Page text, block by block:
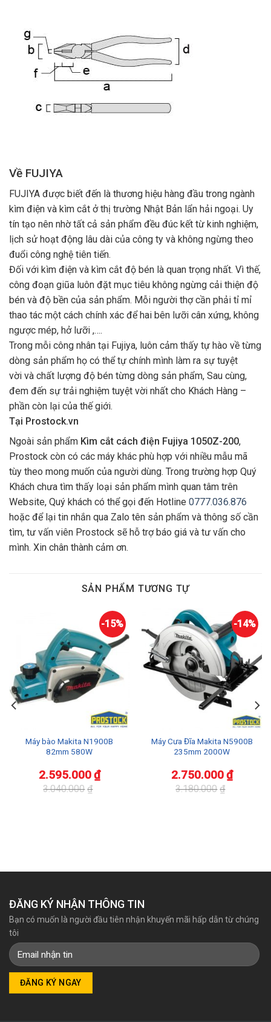
Về FUJIYA
FUJIYA được biết đến là thương hiệu hàng đầu trong ngành
kìm điện và kìm cắt ở thị trường Nhật Bản lẩn hải ngoại. Uy
tín tạo nên nhờ tất cả sản phẩm đều đúc kết từ kinh nghiệm,
lịch sử hoạt động lâu dài của công ty và không ngừng theo
đuổi công nghệ tiên tiến.
Đối với kìm điện và kìm cắt độ bén là quan trọng nhất. Vì thế,
công đoạn giũa luôn đặt mục tiêu không ngừng cải thiện độ
bén và độ bền của sản phẩm. Mỗi người thợ cần phải tỉ mỉ
thao tác một cách chính xác để hai bên lưỡi cân xứng, không
ngược mép, hở lưỡi ,….
Trong mỗi công nhân tại Fujiya, luôn cảm thấy tự hào về từng
dòng sản phẩm họ có thể tự chính mình làm ra sự tuyệt
vời và chất lượng độ bén từng dòng sản phẩm, Sau cùng,
đem đến sự trải nghiệm tuyệt vời nhất cho Khách Hàng –
phần còn lại của thế giới.
Tại Prostock.vn
Ngoài sản phẩm Kìm cắt cách điện Fujiya 1050Z-200,
Prostock còn có các máy khác phù hợp với nhiều mẫu mã
tùy theo mong muốn của người dùng. Trong trường hợp Quý
Khách chưa tìm thấy loại sản phẩm mình quan tâm trên
Website, Quý khách có thể gọi đến Hotline 0777.036.876
hoặc để lại tin nhắn qua Zalo tên sản phẩm và thông số cần
tìm, tư vấn viên Prostock sẽ hỗ trợ báo giá và tư vấn cho
mình. Xin chân thành cảm ơn.
SẢN PHẨM TƯƠNG TỰ
-15%
Máy bào Makita N1900B
82mm 580W
3.040.000 ₫
2.595.000₫
-14%
Máy Cưa Đĩa Makita N5900B
235mm 2000W
3.180.000 ₫
2.750.000₫
ĐĂNG KÝ NHẬN THÔNG TIN
Bạn có muốn là người đầu tiên nhận khuyến mãi hấp dẫn từ chúng
tôi